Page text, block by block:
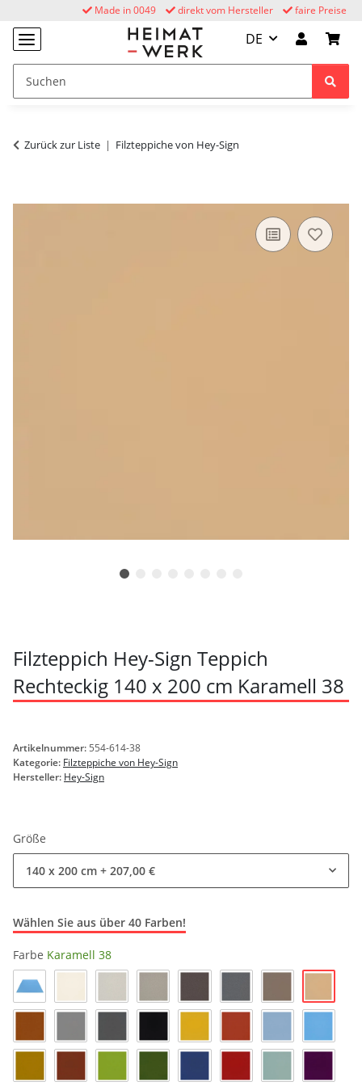
faire Preise
direkt vom Hersteller
Made in 0049
DE
Zurück zur Liste Filzteppiche von Hey-Sign
Filzteppich Hey-Sign Teppich
Rechteckig 140 x 200 cm Karamell 38
Artikelnummer: 554-614-38
Kategorie: Filzteppiche von Hey-Sign
Hersteller: Hey-Sign
Größe
140 x 200 cm + 207,00 €
Wählen Sie aus über 40 Farben!
Farbe Karamell 38
Himmel_33Wollweiss 03Marmor 06Hellmeliert 07
Pepper 47Anthrazit 01Taupe 35
Walnuss 29Hellgrau 16Taubengrau 17
Schwarz 02Curry 23Iron 66 Pastellblau 19
Himmel